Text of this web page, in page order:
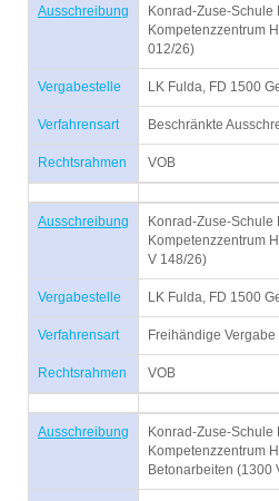
Ausschreibung
Konrad-Zuse-Schule
Kompetenzzentrum
012/26)
Vergabestelle LK Fulda, FD 1500
Verfahrensart Beschränkte
Rechtsrahmen VOB
Ausschreibung
Konrad-Zuse-Schule
Kompetenzzentrum
V 148/26)
Vergabestelle LK Fulda, FD 1500
Verfahrensart Freihändige Vergabe
Rechtsrahmen VOB
Ausschreibung
Konrad-Zuse-Schule
Kompetenzzentrum
Betonarbeiten (1300